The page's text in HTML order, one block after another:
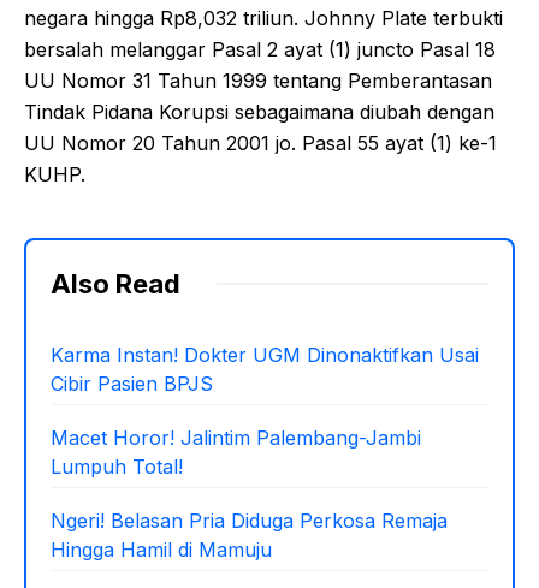
negara hingga Rp8,032 triliun. Johnny Plate terbukti
bersalah melanggar Pasal 2 ayat (1) juncto Pasal 18
UU Nomor 31 Tahun 1999 tentang Pemberantasan
Tindak Pidana Korupsi sebagaimana diubah dengan
UU Nomor 20 Tahun 2001 jo. Pasal 55 ayat (1) ke-1
KUHP.
Also Read
Karma Instan! Dokter UGM Dinonaktifkan Usai
Cibir Pasien BPJS
Macet Horor! Jalintim Palembang-Jambi
Lumpuh Total!
Ngeri! Belasan Pria Diduga Perkosa Remaja
Hingga Hamil di Mamuju